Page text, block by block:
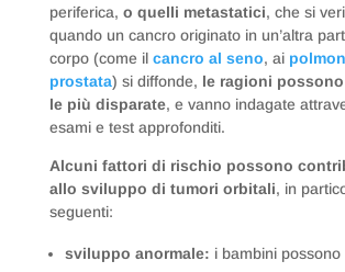
periferica, o quelli metastatici, che si
quando un cancro originato in un’altra
corpo (come il cancro al seno, ai
prostata) si diffonde, le ragioni
le più disparate, e vanno indagate
esami e test approfonditi.
Alcuni fattori di rischio possono
allo sviluppo di tumori orbitali, in
seguenti:
sviluppo anormale: i bambini possono